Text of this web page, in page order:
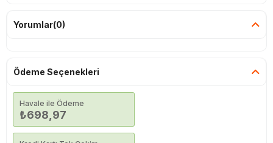
Yorumlar(0)
Ödeme Seçenekleri
Havale ile Ödeme
₺698,97